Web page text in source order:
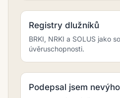
Registry dlužníků
BRKI, NRKI a SOLUS jako
úvěruschopnosti.
Podepsal jsem